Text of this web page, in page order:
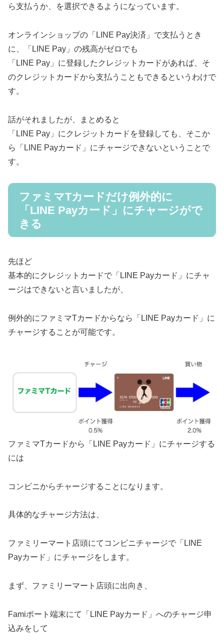
ら支払うか、を選択できるようになっています。
オンラインショップの「LINE Pay決済」で支払うとき
に、「LINE Pay」の残高がゼロでも
「LINE Pay」に登録したクレジットカードがあれば、そ
のクレジットカードから支払うこともできるというわけで
す。
話がそれましたが、まとめると
「LINE Pay」にクレジットカードを登録しても、そこか
ら「LINE Payカード」にチャージできないということで
す。
ファミマTカードだけ例外的に
「LINE Payカード」にチャージがで
きる
先ほど
基本的にクレジットカードで「LINE Payカード」にチャ
ージはできないと言いましたが、
例外的にファミマTカードからなら「LINE Payカード」に
チャージすることが可能です。
ファミマTカードから「LINE Payカード」にチャージする
には
コンビニからチャージすることになります。
具体的なチャージ方法は、
ファミリーマート店頭にてコンビニチャージで「LINE
Payカード」にチャージをします。
まず、ファミリーマート店頭に出向き、
Famiポート端末にて「LINE Payカード」へのチャージ申
込みをして